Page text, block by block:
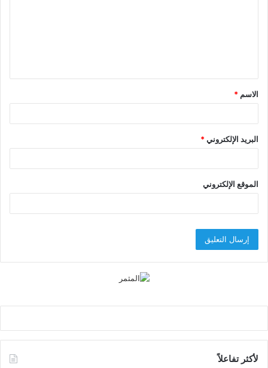
ق
*
الاسم *
البريد الإلكتروني*
الموقع الإلكتروني
لأكثر تفاعلاً